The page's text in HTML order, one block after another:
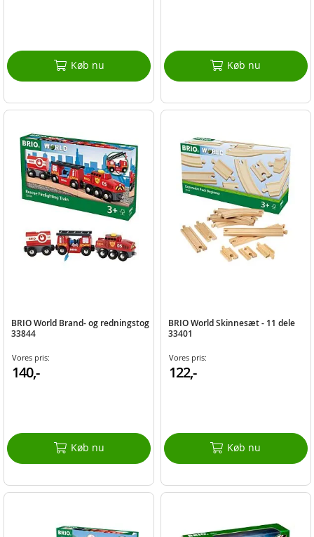
Køb nu Køb nu
BRIO World Brand- og redningstog
33844
Vores pris:
140,-
Køb nu
BRIO World Skinnesæt - 11 dele
33401
Vores pris:
122,-
Køb nu